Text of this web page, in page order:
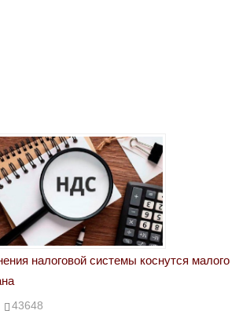
налоговой системы коснутся малого
43648